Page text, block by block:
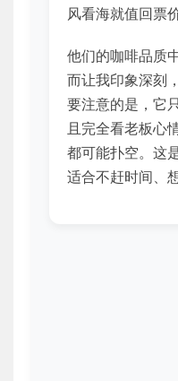
风看海就值回票价
他们的咖啡品质
而让我印象深刻
要注意的是，它
且完全看老板心
都可能扑空。这
适合不赶时间、